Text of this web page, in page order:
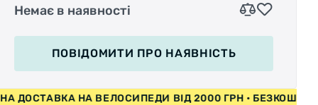
Немає в наявності
ПОВІДОМИТИ ПРО НАЯВНІСТЬ
НА ВЕЛОСИПЕДИ ВІД 2000 ГРН • БЕЗКОШТОВНА